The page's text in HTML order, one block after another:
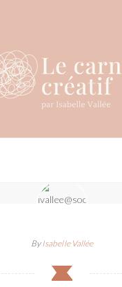
ByIsabelle Vallée